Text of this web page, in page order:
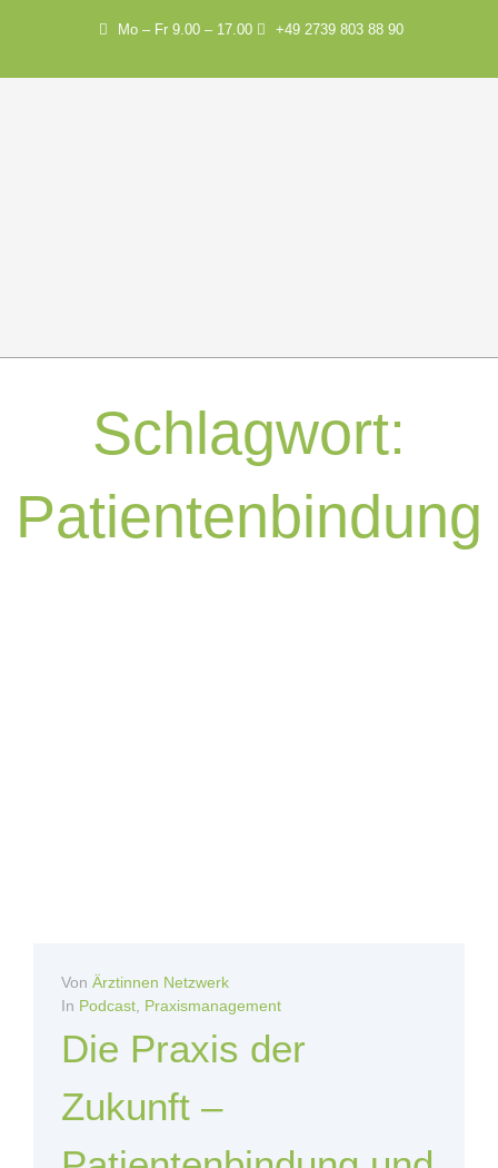
Mo – Fr 9.00 – 17.00 +49 2739 803 88 90
Schlagwort:
Patientenbindung
Von Ärztinnen Netzwerk
In Podcast Praxismanagement
Die Praxis der
Zukunft –